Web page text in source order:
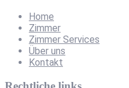
Home
Zimmer
Zimmer Services
Über uns
Kontakt